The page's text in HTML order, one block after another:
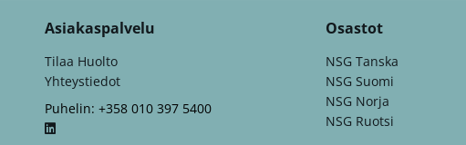
Asiakaspalvelu
Tilaa Huolto
Yhteystiedot
Puhelin: +358 010 397 5400
Osastot
NSG Tanska
NSG Suomi
NSG Norja
NSG Ruotsi